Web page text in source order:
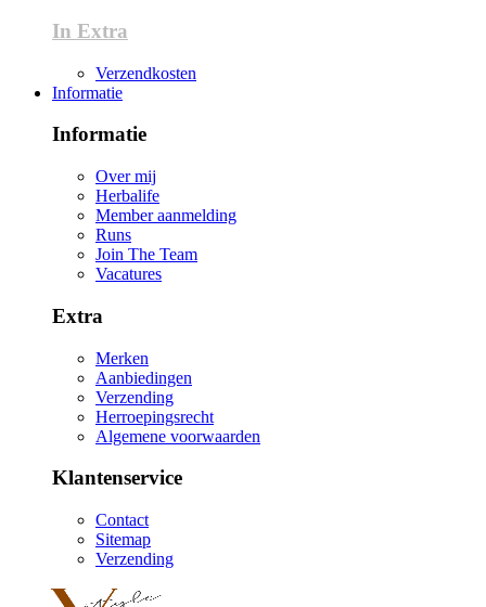
In Extra
Verzendkosten
Informatie
Informatie
Over mij
Herbalife
Member aanmelding
Runs
Join The Team
Vacatures
Extra
Merken
Aanbiedingen
Verzending
Herroepingsrecht
Algemene voorwaarden
Klantenservice
Contact
Sitemap
Verzending